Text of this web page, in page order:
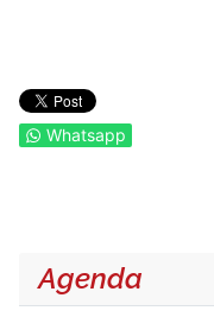
Agenda
Whatsapp